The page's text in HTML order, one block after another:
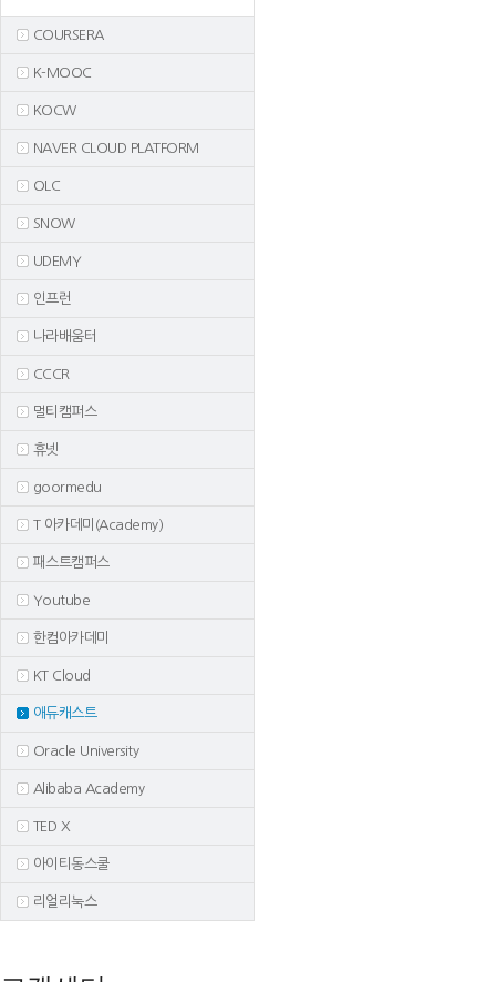
COURSERA
K-MOOC
KOCW
NAVER CLOUD PLATFORM
OLC
SNOW
UDEMY
인프런
나라배움터
CCCR
멀티캠퍼스
휴넷
goormedu
T 아카데미(Academy)
패스트캠퍼스
Youtube
한컴아카데미
KT Cloud
애듀캐스트
Oracle University
Alibaba Academy
TED X
아이티동스쿨
리얼리눅스